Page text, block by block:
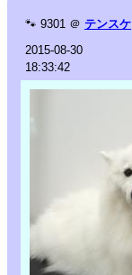
🐾 9301 ＠ テンスケ
2015-08-30
18:33:42